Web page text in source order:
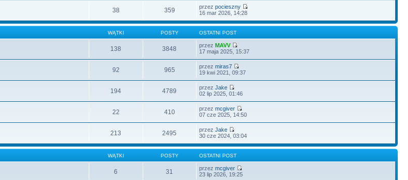
38 359 przezpocieszny
16 mar 2026, 14:28
WĄTKI POSTY OSTATNI POST
138 3848 przezMAVV
17 maja 2025, 15:37
92 965 przezmiras7
19 kwi 2021, 09:37
194 4789 przezJake
02 lip 2025, 01:46
22 410 przezmcgiver
07 cze 2025, 14:50
213 2495 przezJake
30 cze 2024, 03:04
WĄTKI POSTY OSTATNI POST
6 31 przezmcgiver
23 lip 2026, 19:25